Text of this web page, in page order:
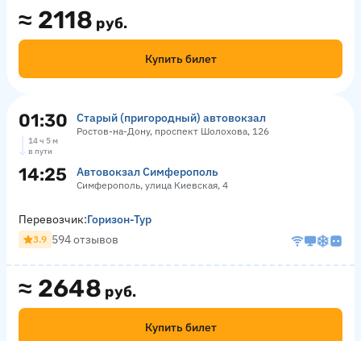
≈ 2118 руб.
Купить билет
01:30 Старый (пригородный) автовокзал
Ростов-на-Дону, проспект Шолохова, 126
14 ч 5 м
в пути
14:25 Автовокзал Симферополь
Симферополь, улица Киевская, 4
≈ 2648 руб.
Купить билет
Перевозчик:Горизон-Тур
3.9 594 отзывов